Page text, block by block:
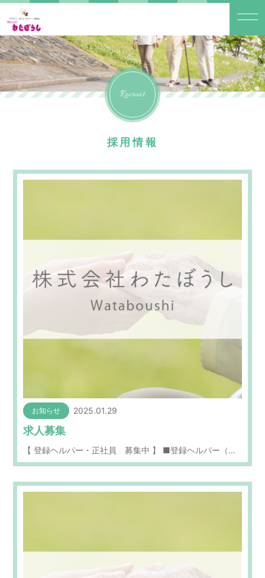
Recruit
採用情報
お知らせ 2025.01.29
求人募集
【 登録ヘルパー・正社員 募集中 】 ■登録ヘルパー（…